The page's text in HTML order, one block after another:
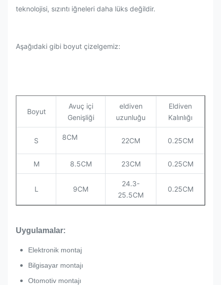
teknolojisi, sızıntı iğneleri daha lüks değildir.
Aşağıdaki gibi boyut çizelgemiz:
Boyut
Avuç içi
Genişliği
eldiven
uzunluğu
Eldiven
Kalınlığı
S 8CM 22CM 0.25CM
M 8.5CM 23CM 0.25CM
L 9CM
24.3-
25.5CM
0.25CM
Uygulamalar:
Elektronik montaj
Bilgisayar montajı
Otomotiv montajı